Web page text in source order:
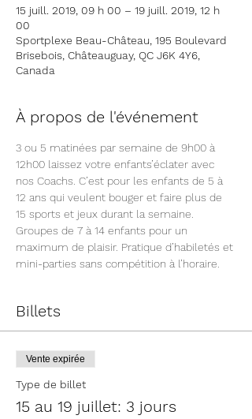
15 juill. 2019, 09 h 00 – 19 juill. 2019, 12 h
00
Sportplexe Beau-Château, 195 Boulevard
Brisebois, Châteauguay, QC J6K 4Y6,
Canada
À propos de l'événement
3 ou 5 matinées par semaine de 9h00 à
12h00 laissez votre enfants’éclater avec
nos Coachs. C’est pour les enfants de 5 à
12 ans qui veulent bouger et faire plus de
15 sports et jeux durant la semaine.
Groupes de 7 à 14 enfants pour un
maximum de plaisir. Pratique d’habiletés et
mini-parties sans compétition à l’horaire.
Billets
Vente expirée
Type de billet
15 au 19 juillet: 3 jours